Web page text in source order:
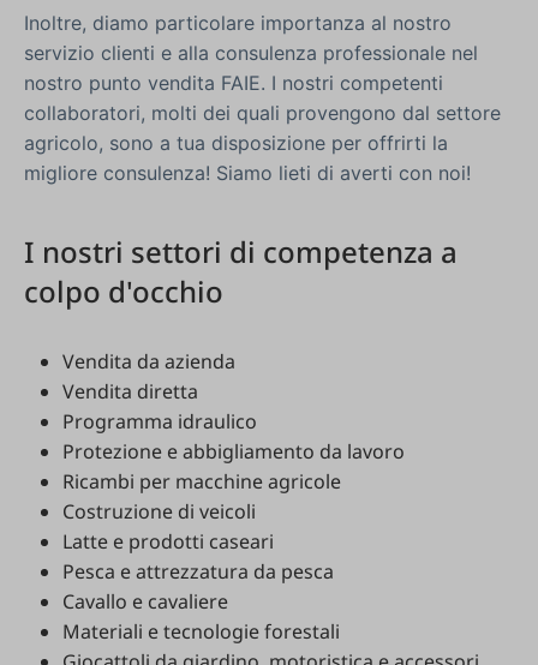
Inoltre, diamo particolare importanza al nostro
servizio clienti e alla consulenza professionale nel
nostro punto vendita FAIE. I nostri competenti
collaboratori, molti dei quali provengono dal settore
agricolo, sono a tua disposizione per offrirti la
migliore consulenza! Siamo lieti di averti con noi!
I nostri settori di competenza a
colpo d'occhio
Vendita da azienda
Vendita diretta
Programma idraulico
Protezione eabbigliamento da lavoro
Ricambi per macchineagricole
Costruzione di veicoli
Latte e prodotti caseari
Pesca eattrezzatura da pesca
Cavallo e cavaliere
Materiali etecnologieforestali